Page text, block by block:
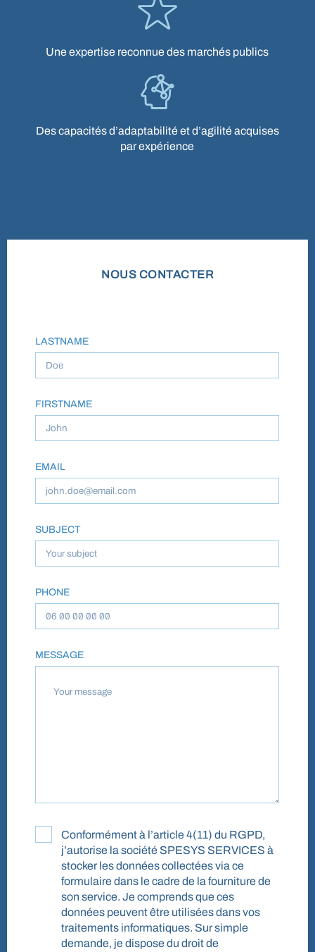
Une expertise reconnue des marchés publics
Des capacités d’adaptabilité et d’agilité acquises
par expérience
NOUS CONTACTER
LASTNAME
FIRSTNAME
EMAIL
SUBJECT
PHONE
MESSAGE
Conformément à l’article 4(11) du RGPD,
j’autorise la société SPESYS SERVICES à
stocker les données collectées via ce
formulaire dans le cadre de la fourniture de
son service. Je comprends que ces
données peuvent être utilisées dans vos
traitements informatiques. Sur simple
demande, je dispose du droit de